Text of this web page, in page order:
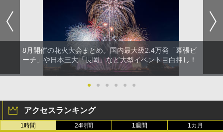
8月開催の花火大会まとめ。国内最大級2.4万発「幕張ビ
ーチ」や日本三大「長岡」など大型イベント目白押し！
● ● ● ● ● ●
アクセスランキング
1時間 24時間 1週間 1カ月